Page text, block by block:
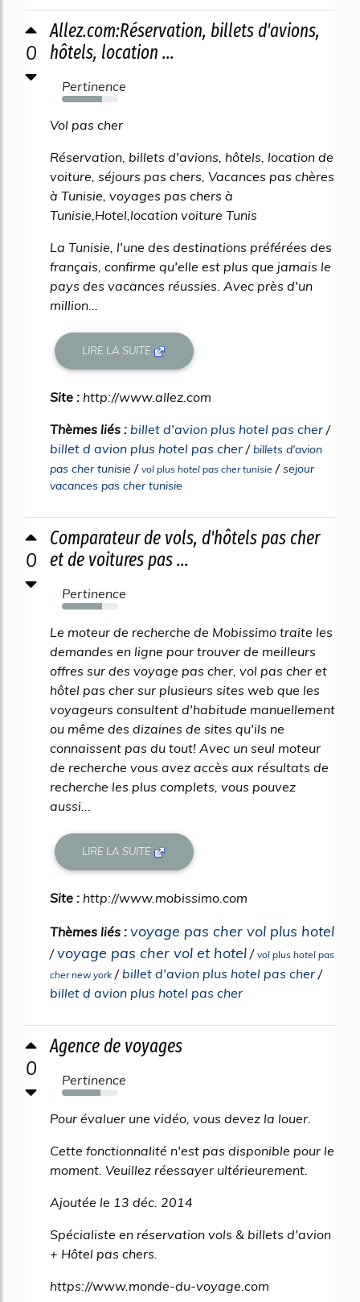
0
Allez.com:Réservation, billets d'avions,
hôtels, location ...
Pertinence
71%
Vol pas cher
Réservation, billets d'avions, hôtels, location de
voiture, séjours pas chers, Vacances pas chères
à Tunisie, voyages pas chers à
Tunisie,Hotel,location voiture Tunis
La Tunisie, l'une des destinations préférées des
français, confirme qu'elle est plus que jamais le
pays des vacances réussies. Avec près d'un
million...
LIRE LA SUITE
Site : http://www.allez.com
Thèmes liés : billet d'avion plus hotel pas cher /
billet d avion plus hotel pas cher /billets d'avion
pas cher tunisie / vol plus hotel pas cher tunisie /sejour
vacances pas cher tunisie
0
Comparateur de vols, d'hôtels pas cher
et de voitures pas ...
Pertinence
71%
Le moteur de recherche de Mobissimo traite les
demandes en ligne pour trouver de meilleurs
offres sur des voyage pas cher, vol pas cher et
hôtel pas cher sur plusieurs sites web que les
voyageurs consultent d'habitude manuellement
ou même des dizaines de sites qu'ils ne
connaissent pas du tout! Avec un seul moteur
de recherche vous avez accès aux résultats de
recherche les plus complets, vous pouvez
aussi...
LIRE LA SUITE
Site : http://www.mobissimo.com
Thèmes liés : voyage pas cher vol plus hotel
/voyage pas cher vol et hotel / vol plus hotel pas
cher new york / billet d'avion plus hotel pas cher /
billet d avion plus hotel pas cher
0
Agence de voyages
Pertinence
69%
Pour évaluer une vidéo, vous devez la louer.
Cette fonctionnalité n'est pas disponible pour le
moment. Veuillez réessayer ultérieurement.
Ajoutée le 13 déc. 2014
Spécialiste en réservation vols & billets d'avion
+ Hôtel pas chers.
https://www.monde-du-voyage.com